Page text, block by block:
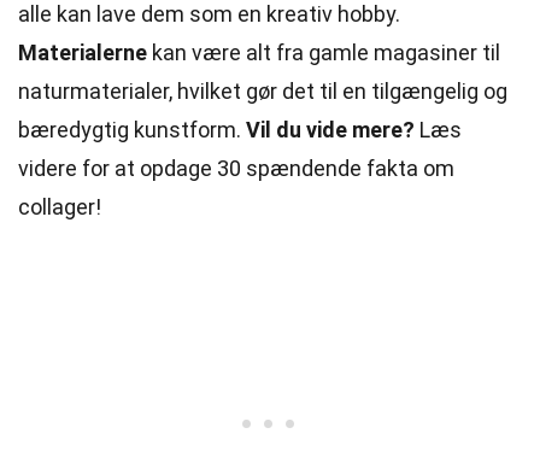
alle kan lave dem som en kreativ hobby.
Materialerne kan være alt fra gamle magasiner til
naturmaterialer, hvilket gør det til en tilgængelig og
bæredygtig kunstform. Vil du vide mere? Læs
videre for at opdage 30 spændende fakta om
collager!